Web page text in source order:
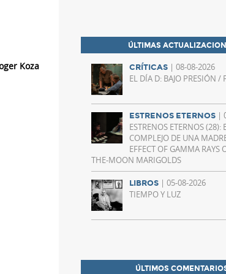
Koza
ÚLTIMAS
CRÍTICAS | 08-08-2026
EL DÍA D: BAJO PRESIÓN /
ESTRENOS ETERNOS |
ESTRENOS ETERNOS (28):
COMPLEJO DE UNA
EFFECT OF GAMMA
THE-MOON MARIGOLDS
LIBROS | 05-08-2026
TIEMPO Y LUZ
ÚLTIMOS